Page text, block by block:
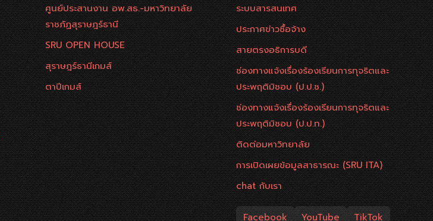
ศูนย์ประสานงาน อพ.สธ.-มหาวิทยาลัย
ราชภัฏสุราษฎร์ธานี
SRU OPEN HOUSE
สุราษฎร์ธานีเกมส์
ตาปีเกมส์
ระบบสารสนเทศ
ประกาศข่าวซื้อจ้าง
สายตรงอธิการบดี
ช่องทางแจ้งเรื่องร้องเรียนการทุจริตและ
ประพฤติมิชอบ (ป.ป.ช.)
ช่องทางแจ้งเรื่องร้องเรียนการทุจริตและ
ประพฤติมิชอบ (ป.ป.ท.)
ติดต่อมหาวิทยาลัย
การเปิดเผยข้อมูลสาธารณะ (SRU ITA)
chat กับเรา
Facebook YouTube TikTok